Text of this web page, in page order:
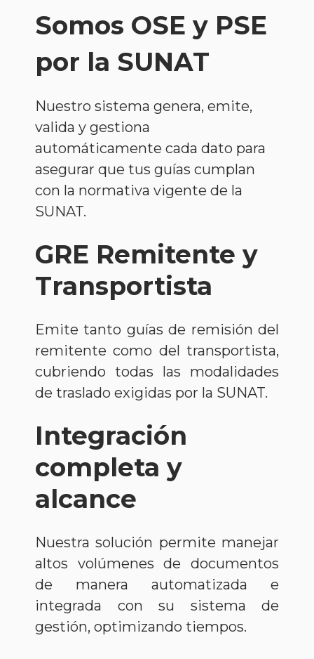
Somos OSE y PSE
por la SUNAT
Nuestro sistema genera, emite,
valida y gestiona
automáticamente cada dato para
asegurar que tus guías cumplan
con la normativa vigente de la
SUNAT.
GRE Remitente y
Transportista
Emite tanto guías de remisión del
remitente como del transportista,
cubriendo todas las modalidades
de traslado exigidas por la SUNAT.
Integración
completa y
alcance
Nuestra solución permite manejar
altos volúmenes de documentos
de manera automatizada e
integrada con su sistema de
gestión, optimizando tiempos.